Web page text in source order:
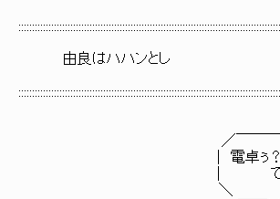
由良はハハンとし
／￣￣￣￣￣￣
| 電卓ぅ？ 最近流行り
| でも一万円以上する
＼